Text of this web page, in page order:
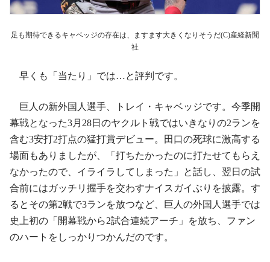
足も期待できるキャベッジの存在は、ますます大きくなりそうだ(C)産経新聞
社
早くも「当たり」では…と評判です。
巨人の新外国人選手、トレイ・キャベッジです。今季開
幕戦となった3月28日のヤクルト戦ではいきなりの2ランを
含む3安打2打点の猛打賞デビュー。田口の死球に激高する
場面もありましたが、「打ちたかったのに打たせてもらえ
なかったので、イライラしてしまった」と話し、翌日の試
合前にはガッチリ握手を交わすナイスガイぶりを披露。す
るとその第2戦で3ランを放つなど、巨人の外国人選手では
史上初の「開幕戦から2試合連続アーチ」を放ち、ファン
のハートをしっかりつかんだのです。